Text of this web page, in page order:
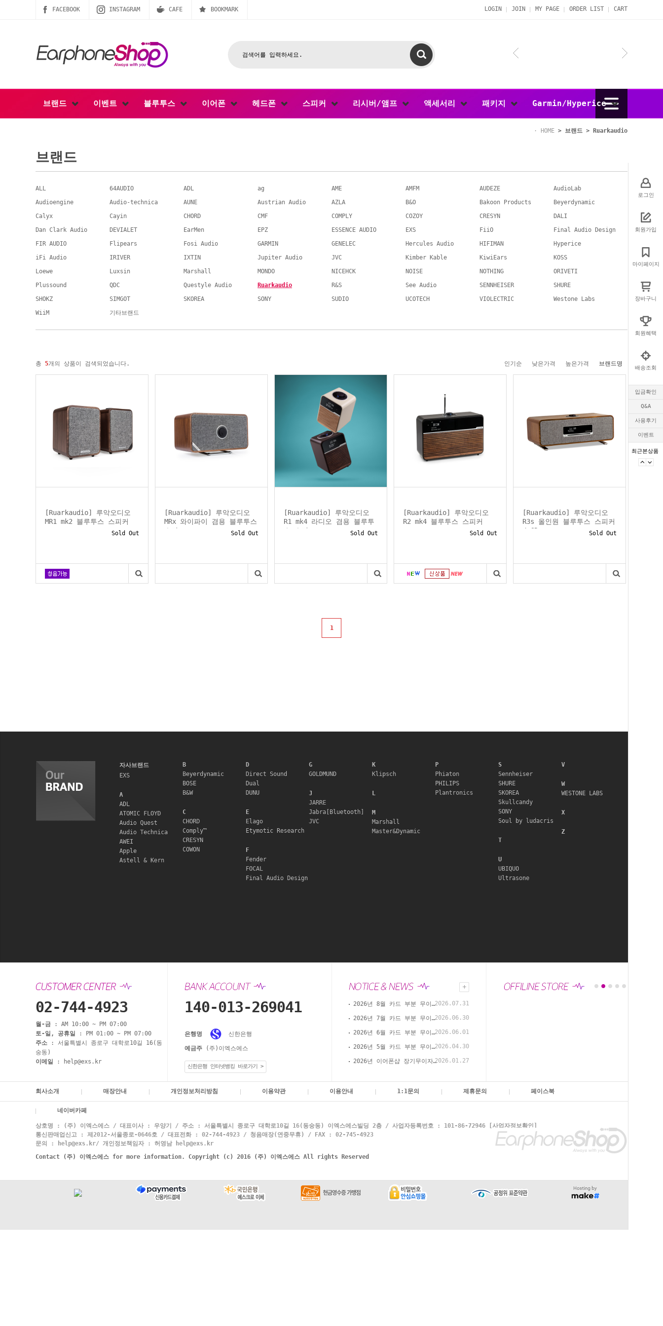
로그인
회원가입
마이페이지
장바구니
회원혜택
배송조회
입금확인
Q&A
사용후기
이벤트
최근본상품
FACEBOOK INSTAGRAM CAFE BOOKMARK LOGIN JOIN MY PAGE ORDER LIST CART
브랜드 이벤트 블루투스 이어폰 헤드폰 스피커 리시버/앰프 액세서리 패키지 Garmin/Hyperice
HOME > 브랜드 > Ruarkaudio
브랜드
ALL 64AUDIO ADL ag AME AMFM AUDEZE
AudioLab
Audioengine
Audio-technica AUNE Austrian Audio AZLA B&O Bakoon Products
Beyerdynamic
Calyx
Cayin CHORD CMF COMPLY COZOY CRESYN
DALI
Dan Clark Audio
DEVIALET EarMen EPZ ESSENCE AUDIO EXS FiiO
Final Audio Design
FIR AUDIO
Flipears Fosi Audio GARMIN GENELEC Hercules Audio HIFIMAN
Hyperice
iFi Audio
IRIVER IXTIN Jupiter Audio JVC Kimber Kable KiwiEars
KOSS
Loewe
Luxsin Marshall MONDO NICEHCK NOISE NOTHING
ORIVETI
Plussound
QDC Questyle Audio Ruarkaudio R&S See Audio SENNHEISER
SHURE
SHOKZ
SIMGOT SKOREA SONY SUDIO UCOTECH VIOLECTRIC
Westone Labs
WiiM
기타브랜드
총 5개의 상품이 검색되었습니다. 인기순 낮은가격 높은가격 브랜드명
[Ruarkaudio] 루악오디오
MR1 mk2 블루투스 스피커
Sold Out
[Ruarkaudio] 루악오디오
MRx 와이파이 겸용 블루투스
스피...
Sold Out
[Ruarkaudio] 루악오디오
R1 mk4 라디오 겸용 블루투
스 스피...
Sold Out
[Ruarkaudio] 루악오디오
R2 mk4 블루투스 스피커
Sold Out
[Ruarkaudio] 루악오디오
R3s 올인원 블루투스 스피커
/ CD...
Sold Out
1
자사브랜드
EXS
A
ADL
ATOMIC FLOYD
Audio Quest
Audio Technica
AWEI
Apple
Astell & Kern
B
Beyerdynamic
BOSE
B&W
C
CHORD
Comply™
CRESYN
COWON
D
Direct Sound
Dual
DUNU
E
Elago
Etymotic Research
F
Fender
FOCAL
Final Audio Design
G
GOLDMUND
J
JARRE
Jabra[Bluetooth]
JVC
K
Klipsch
L
M
Marshall
Master&Dynamic
P
Phiaton
PHILIPS
Plantronics
S
Sennheiser
SHURE
SKOREA
Skullcandy
SONY
Soul by ludacris
T
U
UBIQUO
Ultrasone
V
W
WESTONE LABS
X
Z
02-744-4923
월-금 : AM 10:00 ~ PM 07:00
토-일, 공휴일
: PM 01:00 ~ PM 07:00
주소 : 서울특별시 종로구 대학로10길 16(동
숭동)
이메일
: help@exs.kr
140-013-269041
은행명 신한은행
예금주 (주)이엑스에스
신한은행 인터넷뱅킹 바로가기 >
2026년 8월 카드 부분 무이자 할부 안내(이어폰샵 온라인 결제)2026.07.31
2026년 7월 카드 부분 무이자 할부 안내(이어폰샵 온라인 결제)2026.06.30
2026년 6월 카드 부분 무이자 할부 안내(이어폰샵 온라인 결제)2026.06.01
2026년 5월 카드 부분 무이자 할부 안내(이어폰샵 온라인 결제)2026.04.30
2026년 이어폰샵 장기무이자 할부 이벤트2026.01.27
회사소개 매장안내 개인정보처리방침 이용약관 이용안내 1:1문의 제휴문의 페이스북
네이버카페
상호명 : (주) 이엑스에스 / 대표이사 : 우양기 / 주소 : 서울특별시 종로구 대학로10길 16(동숭동) 이엑스에스빌딩 2층 / 사업자등록번호 : 101-86-72946
[사업자정보확인]
통신판매업신고 : 제2012-서울종로-0646호 / 대표전화 : 02-744-4923 / 청음매장(연중무휴) / FAX : 02-745-4923
문의 : help@exs.kr/ 개인정보책임자 : 허영남 help@exs.kr
Contact (주) 이엑스에스 for more information. Copyright (c) 2016 (주) 이엑스에스 All rights Reserved